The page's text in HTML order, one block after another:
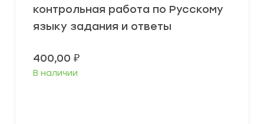
контрольная работа по Русскому
языку задания и ответы
400,00 ₽
В наличии